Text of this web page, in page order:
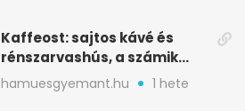
Kaffeost: sajtos kávé és
rénszarvashús, a számik
melegítő itala
hamuesgyemant.hu 1 hete